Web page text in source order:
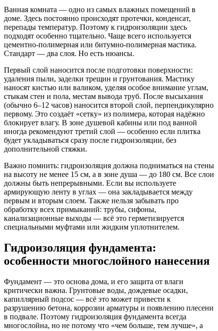
Ванная комната — одно из самых влажных помещений в
доме. Здесь постоянно происходят протечки, конденсат,
перепады температур. Поэтому к гидроизоляции здесь
подходят особенно тщательно. Чаще всего используется
цементно-полимерная или битумно-полимерная мастика.
Стандарт — два слоя. Но есть нюансы.
Первый слой наносится после подготовки поверхности:
удаления пыли, заделки трещин и грунтования. Мастику
наносят кистью или валиком, уделяя особое внимание углам,
стыкам стен и пола, местам вывода труб. После высыхания
(обычно 6–12 часов) наносится второй слой, перпендикулярно
первому. Это создаёт «сетку» из полимера, которая надёжно
блокирует влагу. В зоне душевой кабины или под ванной
иногда рекомендуют третий слой — особенно если плитка
будет укладываться сразу после гидроизоляции, без
дополнительной стяжки.
Важно помнить: гидроизоляция должна подниматься на стены
на высоту не менее 15 см, а в зоне душа — до 180 см. Все слои
должны быть непрерывными. Если вы используете
армирующую ленту в углах — она закладывается между
первым и вторым слоем. Также нельзя забывать про
обработку всех примыканий: трубы, сифоны,
канализационные выходы — всё это герметизируется
специальными муфтами или жидким уплотнителем.
Гидроизоляция фундамента:
особенности многослойного нанесения
Фундамент — это основа дома, и его защита от влаги
критически важна. Грунтовые воды, дождевые осадки,
капиллярный подсос — всё это может привести к
разрушению бетона, коррозии арматуры и появлению плесени
в подвале. Поэтому гидроизоляция фундамента всегда
многослойна, но не потому что «чем больше, тем лучше», а